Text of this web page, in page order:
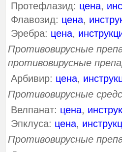
Протефлазид: цена,
Флавозид: цена,
Эребра: цена,
Противовирусные
противовирусные
Арбивир: цена,
Противовирусные
Велпанат: цена,
Эпклуса: цена,
Противовирусные